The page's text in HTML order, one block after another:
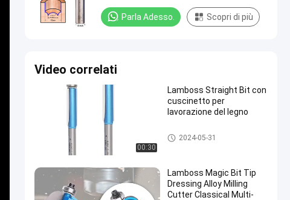
Parla Adesso. Scopri di più
Video correlati
00:30
Lamboss Straight Bit con
cuscinetto per
lavorazione del legno
pezzi diritti del router
2024-05-31
Lamboss Magic Bit Tip
Dressing Alloy Milling
Cutter Classical Multi-